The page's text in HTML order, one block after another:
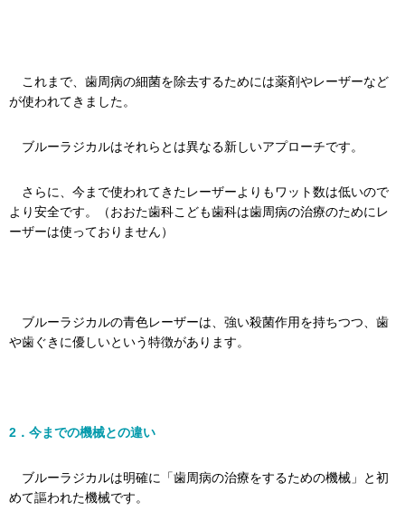
これまで、歯周病の細菌を除去するためには薬剤やレーザーなど
が使われてきました。
ブルーラジカルはそれらとは異なる新しいアプローチです。
さらに、今まで使われてきたレーザーよりもワット数は低いので
より安全です。（おおた歯科こども歯科は歯周病の治療のためにレ
ーザーは使っておりません）
ブルーラジカルの青色レーザーは、強い殺菌作用を持ちつつ、歯
や歯ぐきに優しいという特徴があります。
2．今までの機械との違い
ブルーラジカルは明確に「歯周病の治療をするための機械」と初
めて謳われた機械です。